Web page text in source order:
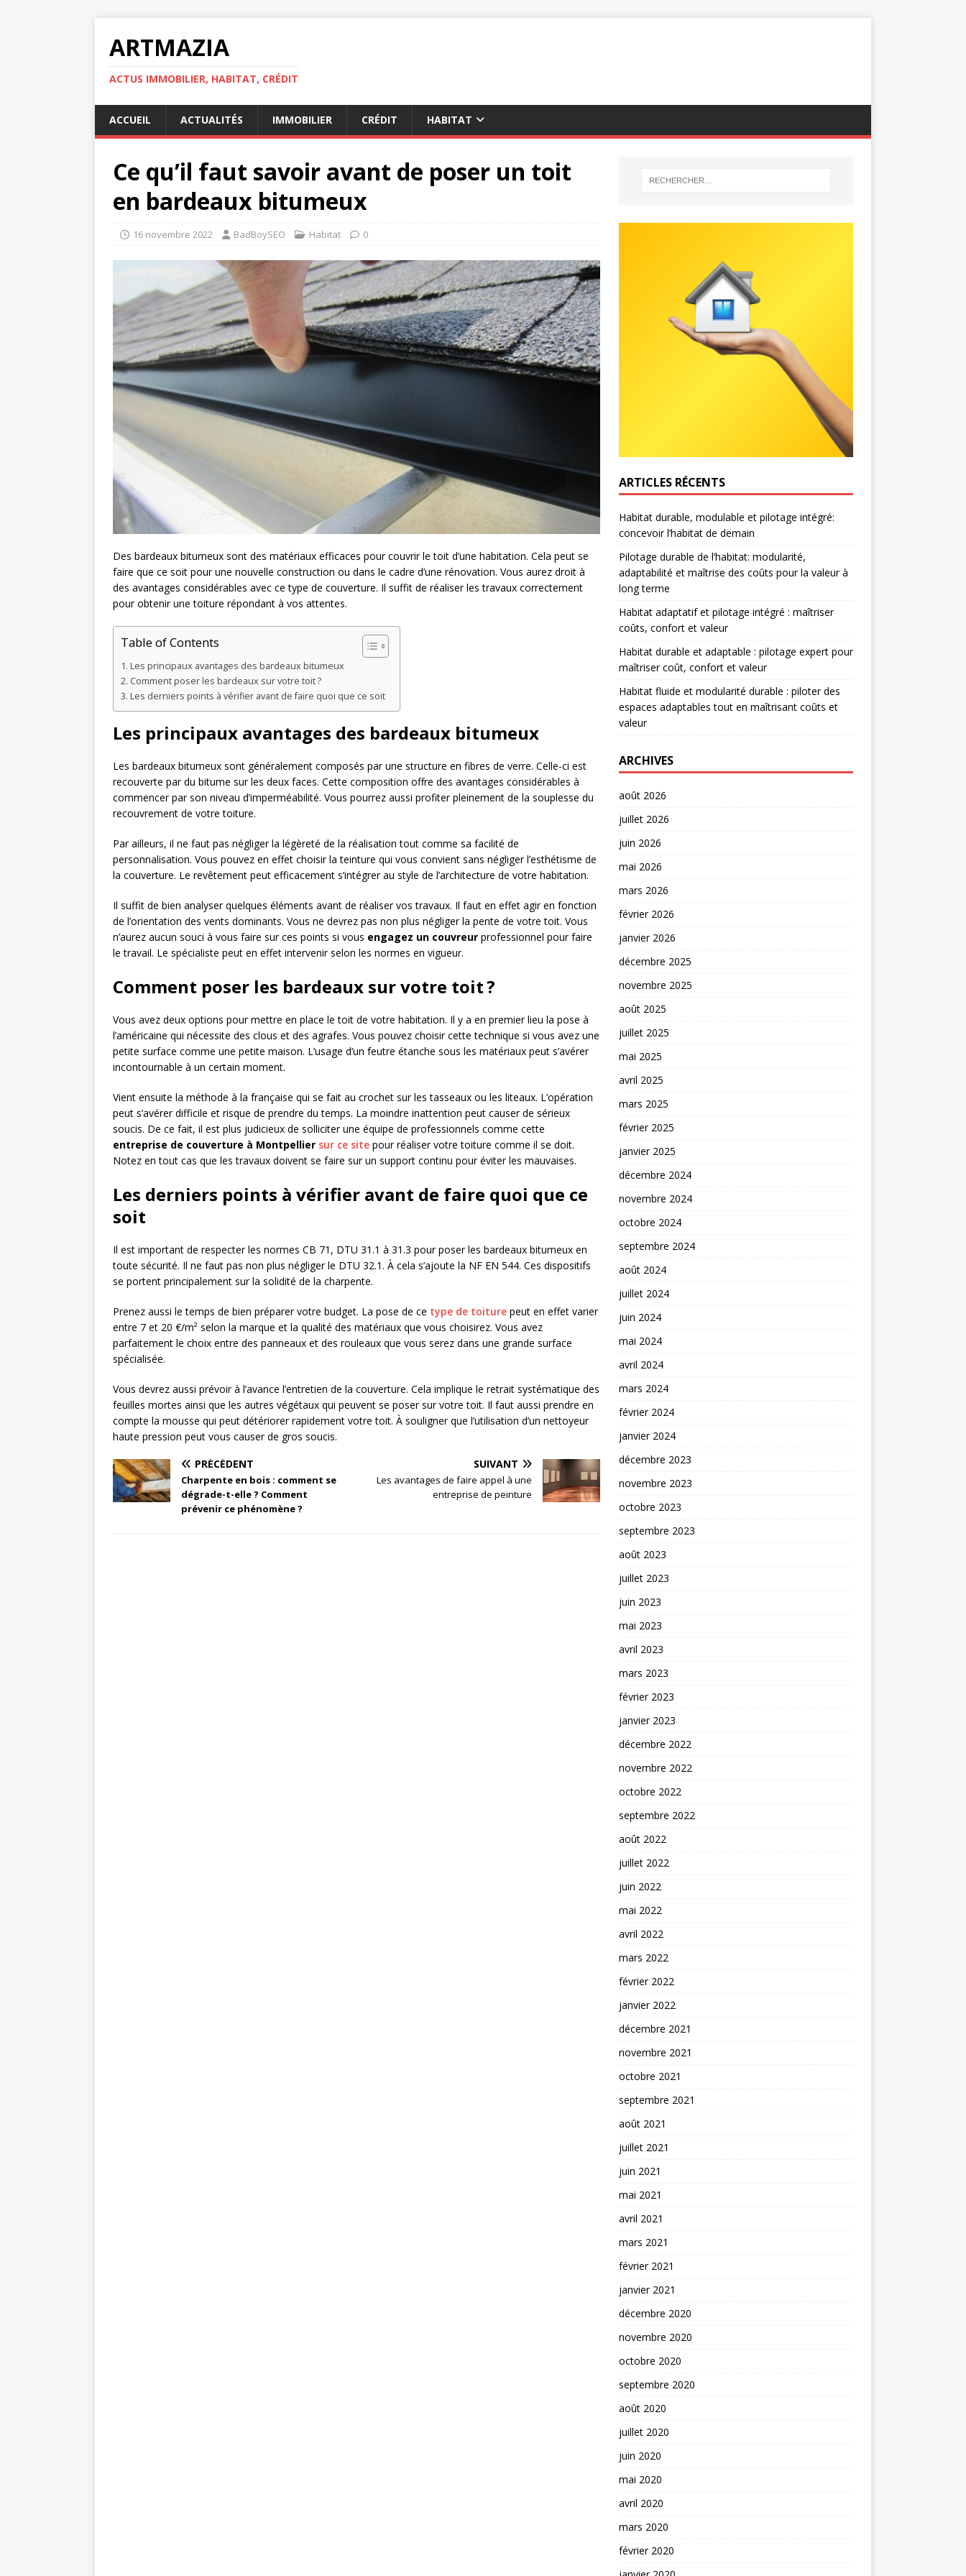
ARTMAZIA
ACTUS IMMOBILIER, HABITAT, CRÉDIT
ACCUEIL ACTUALITÉS IMMOBILIER CRÉDIT HABITAT
Ce qu’il faut savoir avant de poser un toit
en bardeaux bitumeux
16 novembre 2022 BadBoySEO Habitat 0
Des bardeaux bitumeux sont des matériaux efficaces pour couvrir le toit d’une habitation. Cela peut se
faire que ce soit pour une nouvelle construction ou dans le cadre d’une rénovation. Vous aurez droit à
des avantages considérables avec ce type de couverture. Il suffit de réaliser les travaux correctement
pour obtenir une toiture répondant à vos attentes.
Table of Contents
Les principaux avantages des bardeaux bitumeux
Comment poser les bardeaux sur votre toit ?
Les derniers points à vérifier avant de faire quoi que ce soit
Les principaux avantages des bardeaux bitumeux
Les bardeaux bitumeux sont généralement composés par une structure en fibres de verre. Celle-ci est
recouverte par du bitume sur les deux faces. Cette composition offre des avantages considérables à
commencer par son niveau d’imperméabilité. Vous pourrez aussi profiter pleinement de la souplesse du
recouvrement de votre toiture.
Par ailleurs, il ne faut pas négliger la légèreté de la réalisation tout comme sa facilité de
personnalisation. Vous pouvez en effet choisir la teinture qui vous convient sans négliger l’esthétisme de
la couverture. Le revêtement peut efficacement s’intégrer au style de l’architecture de votre habitation.
Il suffit de bien analyser quelques éléments avant de réaliser vos travaux. Il faut en effet agir en fonction
de l’orientation des vents dominants. Vous ne devrez pas non plus négliger la pente de votre toit. Vous
n’aurez aucun souci à vous faire sur ces points si vous engagez un couvreur professionnel pour faire
le travail. Le spécialiste peut en effet intervenir selon les normes en vigueur.
Comment poser les bardeaux sur votre toit ?
Vous avez deux options pour mettre en place le toit de votre habitation. Il y a en premier lieu la pose à
l’américaine qui nécessite des clous et des agrafes. Vous pouvez choisir cette technique si vous avez une
petite surface comme une petite maison. L’usage d’un feutre étanche sous les matériaux peut s’avérer
incontournable à un certain moment.
Vient ensuite la méthode à la française qui se fait au crochet sur les tasseaux ou les liteaux. L’opération
peut s’avérer difficile et risque de prendre du temps. La moindre inattention peut causer de sérieux
soucis. De ce fait, il est plus judicieux de solliciter une équipe de professionnels comme cette
entreprise de couverture à Montpellier sur ce site pour réaliser votre toiture comme il se doit.
Notez en tout cas que les travaux doivent se faire sur un support continu pour éviter les mauvaises.
Les derniers points à vérifier avant de faire quoi que ce
soit
Il est important de respecter les normes CB 71, DTU 31.1 à 31.3 pour poser les bardeaux bitumeux en
toute sécurité. Il ne faut pas non plus négliger le DTU 32.1. À cela s’ajoute la NF EN 544. Ces dispositifs
se portent principalement sur la solidité de la charpente.
Prenez aussi le temps de bien préparer votre budget. La pose de ce type de toiture peut en effet varier
entre 7 et 20 €/m² selon la marque et la qualité des matériaux que vous choisirez. Vous avez
parfaitement le choix entre des panneaux et des rouleaux que vous serez dans une grande surface
spécialisée.
Vous devrez aussi prévoir à l’avance l’entretien de la couverture. Cela implique le retrait systématique des
feuilles mortes ainsi que les autres végétaux qui peuvent se poser sur votre toit. Il faut aussi prendre en
compte la mousse qui peut détériorer rapidement votre toit. À souligner que l’utilisation d’un nettoyeur
haute pression peut vous causer de gros soucis.
PRÉCÉDENT
Charpente en bois : comment se
dégrade-t-elle ? Comment
prévenir ce phénomène ?
SUIVANT
Les avantages de faire appel à une
entreprise de peinture
ARTICLES RÉCENTS
Habitat durable, modulable et pilotage intégré:
concevoir l’habitat de demain
Pilotage durable de l’habitat: modularité,
adaptabilité et maîtrise des coûts pour la valeur à
long terme
Habitat adaptatif et pilotage intégré : maîtriser
coûts, confort et valeur
Habitat durable et adaptable : pilotage expert pour
maîtriser coût, confort et valeur
Habitat fluide et modularité durable : piloter des
espaces adaptables tout en maîtrisant coûts et
valeur
ARCHIVES
août 2026
juillet 2026
juin 2026
mai 2026
mars 2026
février 2026
janvier 2026
décembre 2025
novembre 2025
août 2025
juillet 2025
mai 2025
avril 2025
mars 2025
février 2025
janvier 2025
décembre 2024
novembre 2024
octobre 2024
septembre 2024
août 2024
juillet 2024
juin 2024
mai 2024
avril 2024
mars 2024
février 2024
janvier 2024
décembre 2023
novembre 2023
octobre 2023
septembre 2023
août 2023
juillet 2023
juin 2023
mai 2023
avril 2023
mars 2023
février 2023
janvier 2023
décembre 2022
novembre 2022
octobre 2022
septembre 2022
août 2022
juillet 2022
juin 2022
mai 2022
avril 2022
mars 2022
février 2022
janvier 2022
décembre 2021
novembre 2021
octobre 2021
septembre 2021
août 2021
juillet 2021
juin 2021
mai 2021
avril 2021
mars 2021
février 2021
janvier 2021
décembre 2020
novembre 2020
octobre 2020
septembre 2020
août 2020
juillet 2020
juin 2020
mai 2020
avril 2020
mars 2020
février 2020